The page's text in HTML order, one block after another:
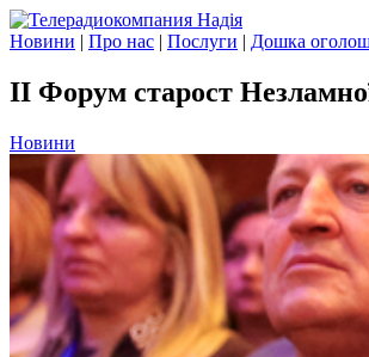
Новини | Про нас | Послуги | Дошка
ІІ Форум старост
Новини